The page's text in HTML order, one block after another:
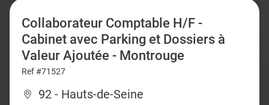
Collaborateur Comptable H/F -
Cabinet avec Parking et Dossiers à
Valeur Ajoutée - Montrouge
Ref #71527
92 - Hauts-de-Seine